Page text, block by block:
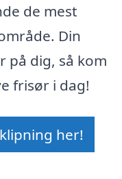
de mest
Din
dig, så kom
frisør i dag!
her!